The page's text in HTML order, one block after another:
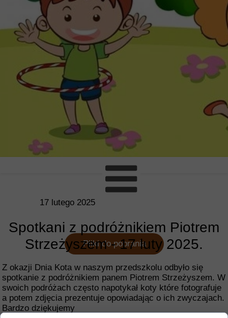
17 lutego 2025
Spotkani z podróżnikiem Piotrem
Strzeżyszem - 17 luty 2025.
Z okazji Dnia Kota w naszym przedszkolu odbyło się
spotkanie z podróżnikiem panem Piotrem Strzeżyszem. W
swoich podróżach często napotykał koty które fotografuje
a potem zdjęcia prezentuje opowiadając o ich zwyczajach.
Bardzo dziękujemy
Pliki do pobrania